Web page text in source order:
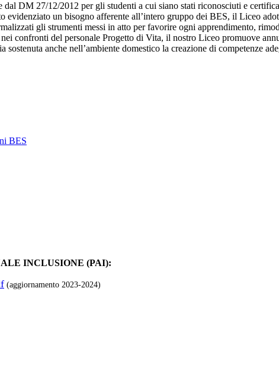
dal DM 27/12/2012 per gli studenti a cui siano stati riconosciuti e
evidenziato un bisogno afferente all’intero gruppo dei BES, il Liceo
gli strumenti messi in atto per favorire ogni apprendimento,
confronti del personale Progetto di Vita, il nostro Liceo promuove
anche nell’ambiente domestico la creazione di competenze
BES
INCLUSIONE (PAI):
(aggiornamento 2023-2024)